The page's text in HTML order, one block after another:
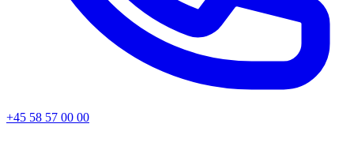
+45 58 57 00 00